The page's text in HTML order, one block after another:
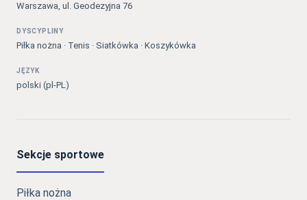
Warszawa, ul. Geodezyjna 76
DYSCYPLINY
Piłka nożna · Tenis · Siatkówka · Koszykówka
JĘZYK
polski (pl-PL)
Sekcje sportowe
Piłka nożna